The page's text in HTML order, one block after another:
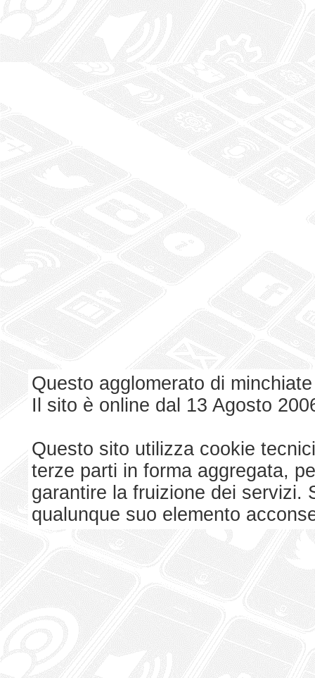
Questo agglomerato di
Il sito è online dal 13 Agosto
Questo sito utilizza cookie
terze parti in forma aggregata,
garantire la fruizione dei servizi.
qualunque suo elemento